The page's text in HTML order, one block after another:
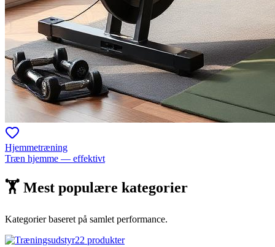
Hjemmetræning
Træn hjemme — effektivt
🏋 Mest populære kategorier
Kategorier baseret på samlet performance.
22 produkter